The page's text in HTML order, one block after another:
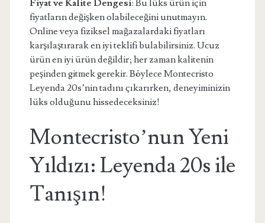
Fiyat ve Kalite Dengesi: Bu lüks ürün için
fiyatların değişken olabileceğini unutmayın.
Online veya fiziksel mağazalardaki fiyatları
karşılaştırarak en iyi teklifi bulabilirsiniz. Ucuz
ürün en iyi ürün değildir; her zaman kalitenin
peşinden gitmek gerekir. Böylece Montecristo
Leyenda 20s’nin tadını çıkarırken, deneyiminizin
lüks olduğunu hissedeceksiniz!
Montecristo’nun Yeni
Yıldızı: Leyenda 20s ile
Tanışın!